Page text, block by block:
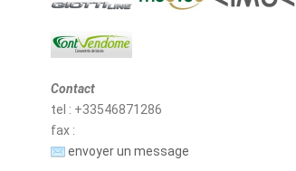
Contact
tel : +33546871286
fax :
envoyer un message